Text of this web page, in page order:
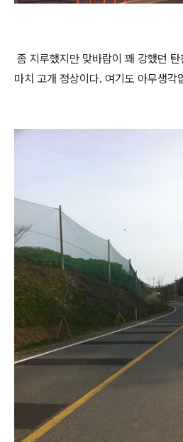
좀 지루했지만 맞바람이 꽤 강했던
마치 고개 정상이다. 여기도 아무생각